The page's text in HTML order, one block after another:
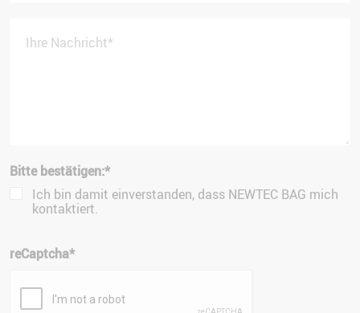
Ihre Nachricht*
Bitte bestätigen:*
Ich bin damit einverstanden, dass NEWTEC BAG mich
kontaktiert.
reCaptcha*